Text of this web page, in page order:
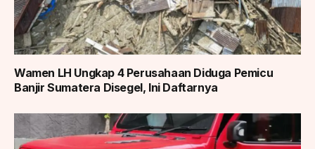
Wamen LH Ungkap 4 Perusahaan Diduga Pemicu
Banjir Sumatera Disegel, Ini Daftarnya